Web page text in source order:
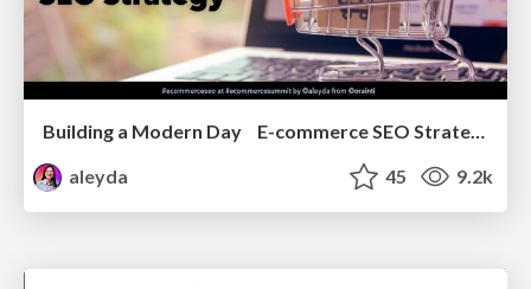
aleyda
45 9.2k